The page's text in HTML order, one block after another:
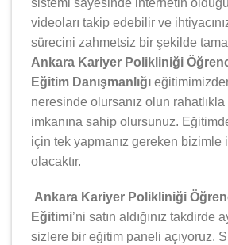
videoları takip edebilir ve
sürecini zahmetsiz bir şekilde
Ankara Kariyer Polikliniği
Eğitim Danışmanlığı
neresinde olursanız olun rahatlıkla
imkanına sahip olursunuz.
için tek yapmanız gereken bizimle
olacaktır.
Ankara Kariyer Polikliniği
Eğitimi’ni satın aldığınız takdirde
sizlere bir eğitim paneli açıyoruz.